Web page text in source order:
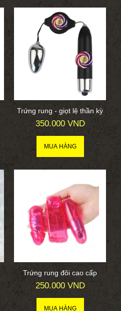
Trứng rung - giọt lệ thần kỳ
350.000 VND
Trứng rung đôi cao cấp
250.000 VND